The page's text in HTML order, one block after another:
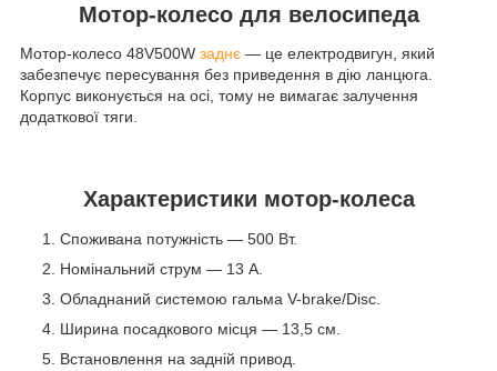
Мотор-колесо для велосипеда
Мотор-колесо 48V500W заднє — це електродвигун, який
забезпечує пересування без приведення в дію ланцюга.
Корпус виконується на осі, тому не вимагає залучення
додаткової тяги.
Характеристики мотор-колеса
Споживана потужність — 500 Вт.
Номінальний струм — 13 А.
Обладнаний системою гальма V-brake/Disc.
Ширина посадкового місця — 13,5 см.
Встановлення на задній привод.